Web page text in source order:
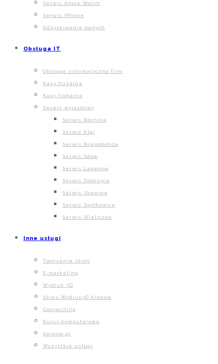
Serwis Apple Watch
Serwis IPhone
Odzyskiwanie danych
Obsługa IT
Obsługa informatyczna firm
Kasy fiskalne
Kasy fiskalne
Serwis wyjazdowy
Serwis Bochnia
Serwis Kłaj
Serwis Niepołomice
Serwis Gdów
Serwis Łapanów
Serwis Dobczyce
Serwis Skawina
Serwis Spytkowice
Serwis Wieliczka
Inne usługi
Tworzenie stron
E-marketing
Wydruk 3D
Sklep Wydruk3D Kraków
Copywriting
Kursy komputerowe
Servixo.pl
Wszystkie usługi